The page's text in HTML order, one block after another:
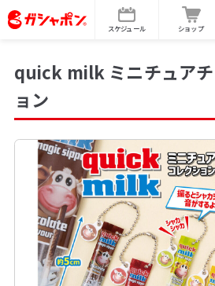
スケジュール ショップ
quick milk ミニチュアチ
ョン